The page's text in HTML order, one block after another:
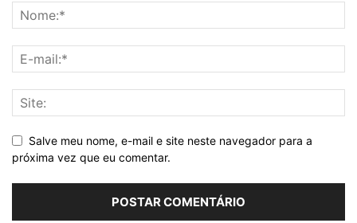
Salve meu nome, e-mail e site neste navegador para a
próxima vez que eu comentar.